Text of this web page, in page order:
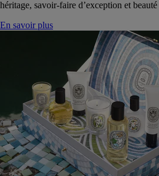
héritage, savoir-faire d’exception et
En savoir plus